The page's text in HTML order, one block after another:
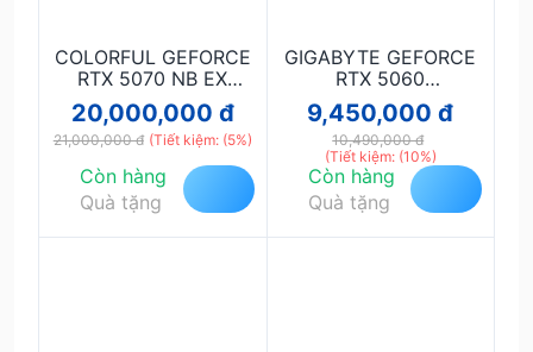
COLORFUL GEFORCE
RTX 5070 NB EX
12GB-V
20,000,000 đ
21,000,000 đ (Tiết kiệm: (5%)
Còn hàng
Quà tặng
GIGABYTE GEFORCE
RTX 5060
WINDFORCE 8G
9,450,000 đ
10,490,000 đ
(Tiết kiệm: (10%)
Còn hàng
Quà tặng